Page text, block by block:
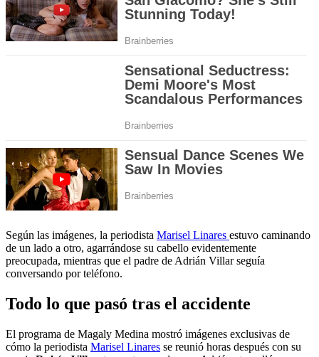
Según las imágenes, la periodista Marisel Linares estuvo caminando
de un lado a otro, agarrándose su cabello evidentemente
preocupada, mientras que el padre de Adrián Villar seguía
conversando por teléfono.
Todo lo que pasó tras el accidente
El programa de Magaly Medina mostró imágenes exclusivas de
cómo la periodista Marisel Linares se reunió horas después con su